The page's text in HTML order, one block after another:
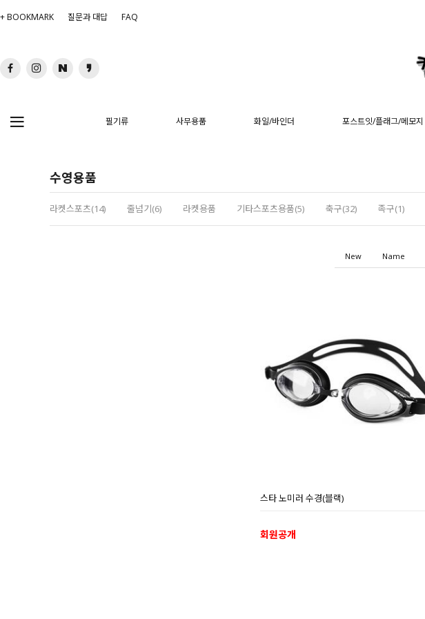
+ BOOKMARK 질문과 대답 FAQ
필기류 사무용품 화일/바인더 포스트잇/플래그/메모지
수영용품
라켓스포츠(14) 줄넘기(6) 라켓용품 기타스포츠용품(5) 축구(32) 족구(1)
New Name
스타 노미러 수경(블랙)
회원공개